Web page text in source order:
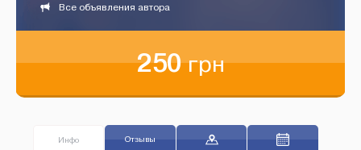
Все объявления автора
250грн
Инфо Отзывы